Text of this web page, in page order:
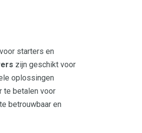
starters en
zijn geschikt voor
oplossingen
te betalen voor
betrouwbaar en